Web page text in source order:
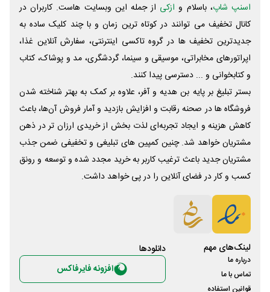
اسنپ شاپ، باسلام و ازکی از جمله این وبسایت ‌هاست. کاربران در
کانال تخفیف می توانند در کوتاه ترین زمان و با چند کلیک ساده به
جدیدترین تخفیف ها در گروه تاکسی اینترنتی، سفارش آنلاین غذا،
اپراتورهای مخابراتی، موسیقی و سینما، گردشگری، مد و پوشاک، کتاب
و کتابخوانی و ... دسترسی پیدا کنند.
بستر تبلیغ بر پایه بن هدیه و آفر، علاوه بر کمک به بهتر شناخته شدن
فروشگاه ها در صحنه رقابت و افزایش بازدید و آمار فروش آن‌ها، باعث
کاهش هزینه و ایجاد تجربه‌ای لذت بخش از خریدی ارزان تر در ذهن
مشتریان خواهد شد. چنین کمپین های تبلیغی و تخفیفی ضمن جذب
مشتریان جدید باعث ترغیب کاربر به خرید مجدد شده و توسعه و رونق
کسب و کار در فضای آنلاین را در پی خواهد داشت.
لینک‌های مهم
درباره ما
تماس با ما
قوانین استفاده
دانلود‌ها
افزونه فایرفاکس